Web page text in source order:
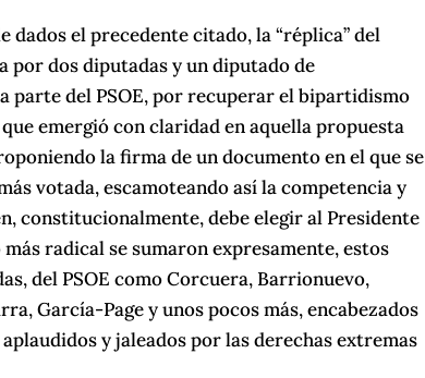
dados el precedente citado, la “réplica” del
por dos diputadas y un diputado de
parte del PSOE, por recuperar el bipartidismo
emergió con claridad en aquella propuesta
la firma de un documento en el que se
votada, escamoteando así la competencia y
constitucionalmente, debe elegir al Presidente
radical se sumaron expresamente, estos
del PSOE como Corcuera, Barrionuevo,
García-Page y unos pocos más, encabezados
y jaleados por las derechas extremas